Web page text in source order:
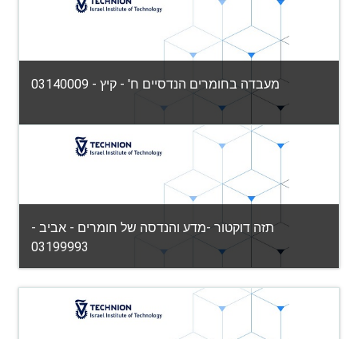
Category:הפקולטה למדע והנדסה של חומרים
מעבדה בחומרים הנדסיים ח' - קיץ - 03140009
Category:הפקולטה למדע והנדסה של חומרים
Teacher: קורן גרינברג
תזה דוקטור -מדע והנדסה של חומרים - אביב -
03199993
Category:הפקולטה למדע והנדסה של חומרים